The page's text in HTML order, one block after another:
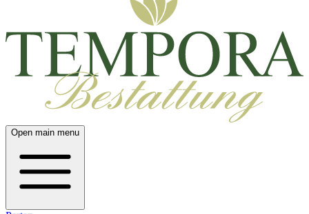
Open main menu